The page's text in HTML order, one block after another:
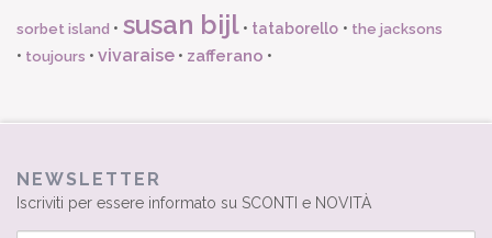
sorbet island • susan bijl• tataborello • the jacksons
• toujours • vivaraise • zafferano •
NEWSLETTER
Iscriviti per essere informato su SCONTI e NOVITÀ